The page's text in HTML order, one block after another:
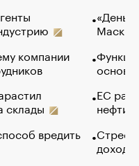
компании
склады
вредить
Маск в
основ
ЕС
нефти